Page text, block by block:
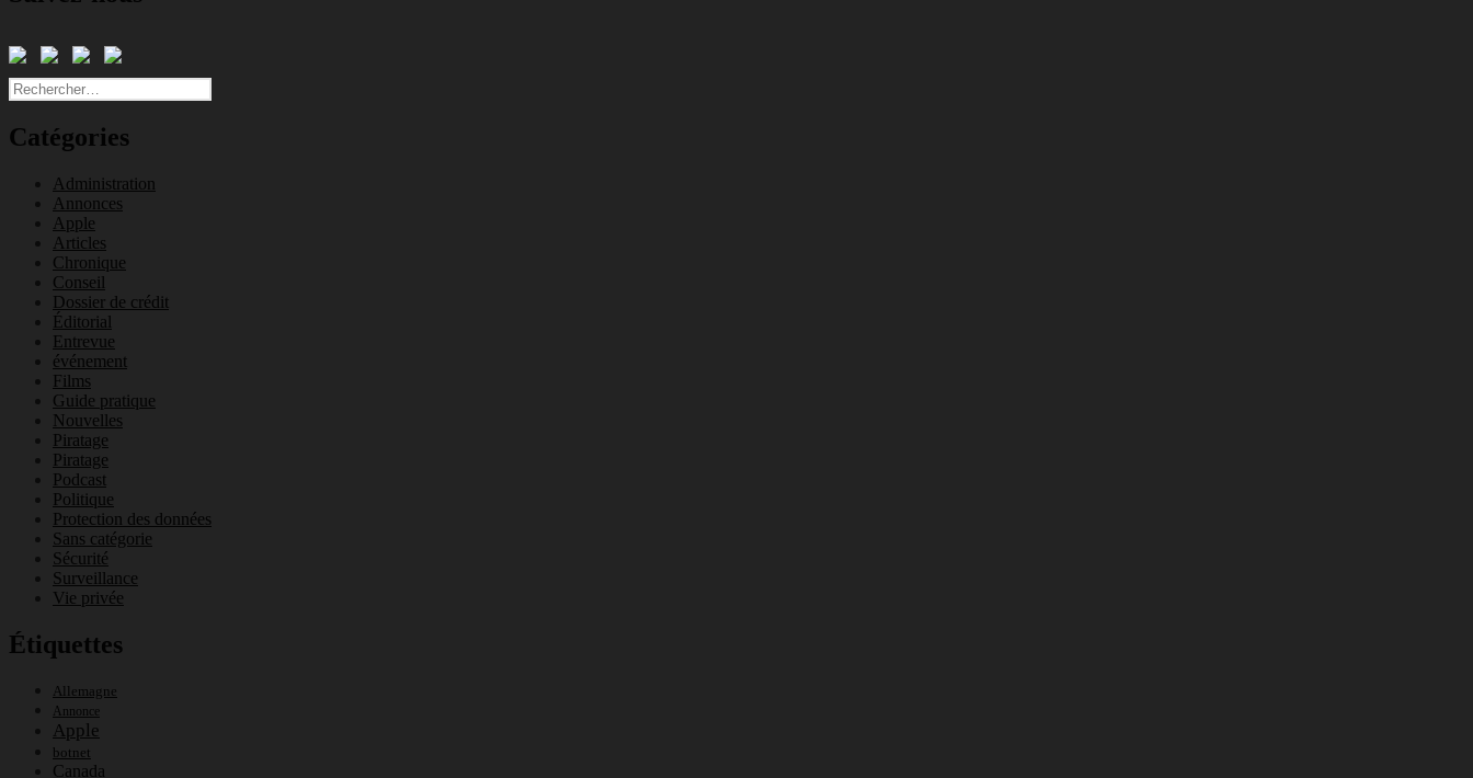
Rechercher :
Catégories
Administration
Annonces
Apple
Articles
Chronique
Conseil
Dossier de crédit
Éditorial
Entrevue
événement
Films
Guide pratique
Nouvelles
Piratage
Piratage
Podcast
Politique
Protection des données
Sans catégorie
Sécurité
Surveillance
Vie privée
Étiquettes
Allemagne
Annonce
Apple
botnet
Canada